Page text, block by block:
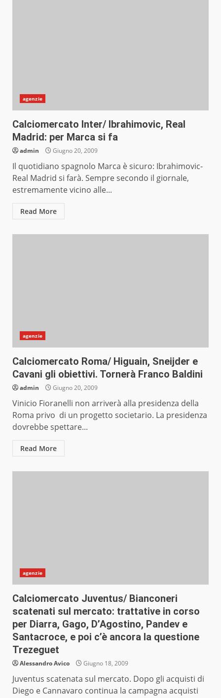
agenzie
Calciomercato Inter/ Ibrahimovic, Real
Madrid: per Marca si fa
admin Giugno 20, 2009
Il quotidiano spagnolo Marca è sicuro: Ibrahimovic-
Real Madrid si farà. Sempre secondo il giornale,
estremamente vicino alle...
Read More
agenzie
Calciomercato Roma/ Higuain, Sneijder e
Cavani gli obiettivi. Tornerà Franco Baldini
admin Giugno 20, 2009
Vinicio Fioranelli non arriverà alla presidenza della
Roma privo di un progetto societario. La presidenza
dovrebbe spettare...
Read More
agenzie
Calciomercato Juventus/ Bianconeri
scatenati sul mercato: trattative in corso
per Diarra, Gago, D’Agostino, Pandev e
Santacroce, e poi c’è ancora la questione
Trezeguet
Alessandro Avico Giugno 18, 2009
Juventus scatenata sul mercato. Dopo gli acquisti di
Diego e Cannavaro continua la campagna acquisti